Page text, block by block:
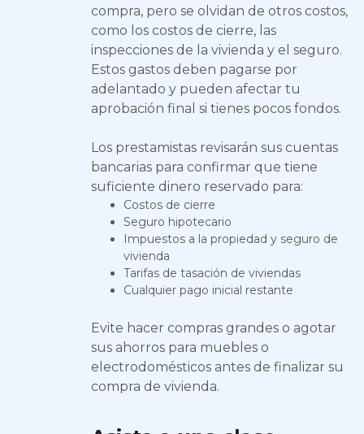
compra, pero se olvidan de otros costos,
como los costos de cierre, las
inspecciones de la vivienda y el seguro.
Estos gastos deben pagarse por
adelantado y pueden afectar tu
aprobación final si tienes pocos fondos.
Los prestamistas revisarán sus cuentas
bancarias para confirmar que tiene
suficiente dinero reservado para:
Costos de cierre
Seguro hipotecario
Impuestos a la propiedad y seguro de
vivienda
Tarifas de tasación de viviendas
Cualquier pago inicial restante
Evite hacer compras grandes o agotar
sus ahorros para muebles o
electrodomésticos antes de finalizar su
compra de vivienda.